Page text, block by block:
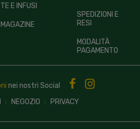
TE E INFUSI
MAGAZINE
SPEDIZIONI E
RESI
MODALITÀ
PAGAMENTO
nei nostri Social
NEGOZIO PRIVACY